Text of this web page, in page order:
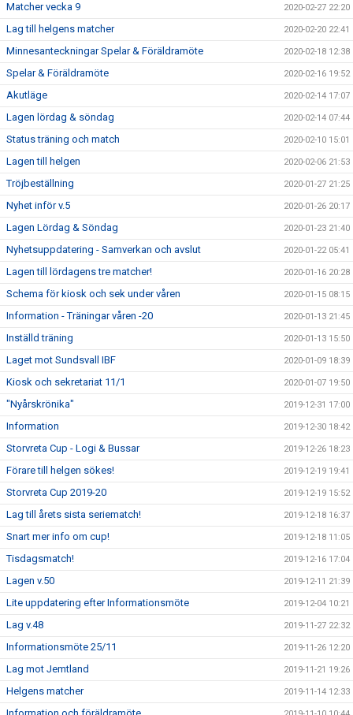
Matcher vecka 9 2020-02-27 22:20
Lag till helgens matcher 2020-02-20 22:41
Minnesanteckningar Spelar & Föräldramöte 2020-02-18 12:38
Spelar & Föräldramöte 2020-02-16 19:52
Akutläge 2020-02-14 17:07
Lagen lördag & söndag 2020-02-14 07:44
Status träning och match 2020-02-10 15:01
Lagen till helgen 2020-02-06 21:53
Tröjbeställning 2020-01-27 21:25
Nyhet inför v.5 2020-01-26 20:17
Lagen Lördag & Söndag 2020-01-23 21:40
Nyhetsuppdatering - Samverkan och avslut 2020-01-22 05:41
Lagen till lördagens tre matcher! 2020-01-16 20:28
Schema för kiosk och sek under våren 2020-01-15 08:15
Information - Träningar våren -20 2020-01-13 21:45
Inställd träning 2020-01-13 15:50
Laget mot Sundsvall IBF 2020-01-09 18:39
Kiosk och sekretariat 11/1 2020-01-07 19:50
"Nyårskrönika" 2019-12-31 17:00
Information 2019-12-30 18:42
Storvreta Cup - Logi & Bussar 2019-12-26 18:23
Förare till helgen sökes! 2019-12-19 19:41
Storvreta Cup 2019-20 2019-12-19 15:52
Lag till årets sista seriematch! 2019-12-18 16:37
Snart mer info om cup! 2019-12-18 11:05
Tisdagsmatch! 2019-12-16 17:04
Lagen v.50 2019-12-11 21:39
Lite uppdatering efter Informationsmöte 2019-12-04 10:21
Lag v.48 2019-11-27 22:32
Informationsmöte 25/11 2019-11-26 12:20
Lag mot Jemtland 2019-11-21 19:26
Helgens matcher 2019-11-14 12:33